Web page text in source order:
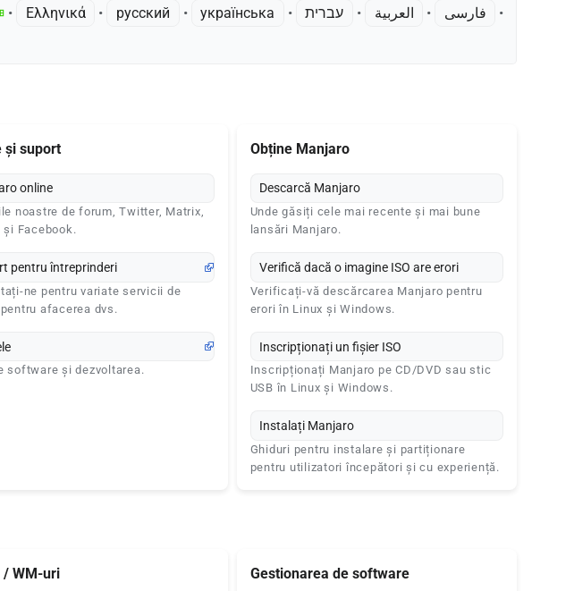
• ‎ Ελληνικά • ‎ русский • ‎ українська • ‎ עברית • ‎ العربية • ‎ فارسی
• ‎
și suport
online
noastre de forum, Twitter, Matrix,
și Facebook.
pentru întreprinderi
ne pentru variate servicii de
afacerea dvs.
software și dezvoltarea.
Obține Manjaro
Descarcă Manjaro
Unde găsiți cele mai recente și mai bune
lansări Manjaro.
Verifică dacă o imagine ISO are erori
Verificați-vă descărcarea Manjaro pentru
erori în Linux și Windows.
Inscripționați un fișier ISO
Inscripționați Manjaro pe CD/DVD sau stic
USB în Linux și Windows.
Instalați Manjaro
Ghiduri pentru instalare și partiționare
pentru utilizatori începători și cu experiență.
/ WM-uri Gestionarea de software